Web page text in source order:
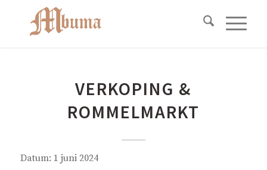
VERKOPING &
ROMMELMARKT
Datum: 1 juni 2024